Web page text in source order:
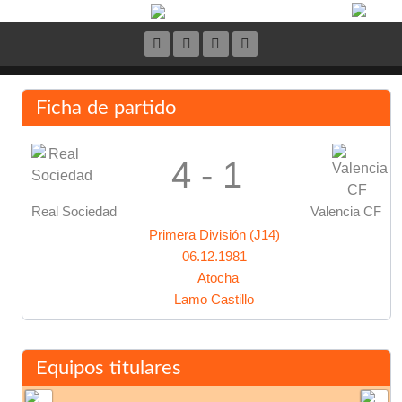
Ficha de partido
Real Sociedad
4 - 1
Valencia CF
Primera División (J14)
06.12.1981
Atocha
Lamo Castillo
Equipos titulares